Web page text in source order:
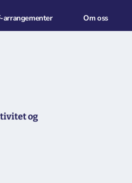
arrangementer Om oss
og